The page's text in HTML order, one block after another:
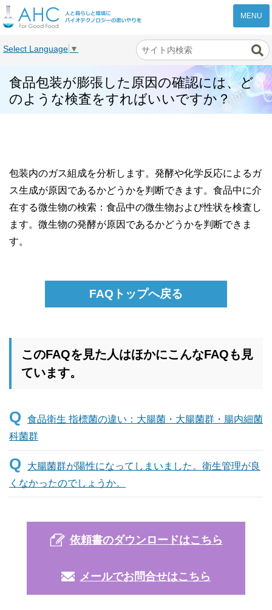
Select Language ▼
食品包装が膨張した原因の確認には、ど
のような検査をすればいいですか？
包装内のガス組成を分析します。発酵や化学反応によるガ
ス生成が原因であるかどうかを判断できます。食品中に介
在する微生物の検索：食品中の微生物および性状を検査し
ます。微生物の発酵が原因であるかどうかを判断できま
す。
FAQトップへ戻る
このFAQを見た人はほかにこんなFAQも見
ています。
Q
食品衛生 指標菌の違い：大腸菌・大腸菌群・腸内細菌
科菌群
Q
大腸菌群が陽性になってしまいました。衛生管理が良
くなかったのでしょうか。
依頼書のダウンロードはこちら
メールでお問合せはこちら